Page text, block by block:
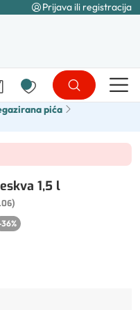
Prijava ili registracija
pića
1,5 l
36%